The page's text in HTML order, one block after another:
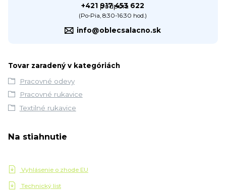
+421 917 453 622
(Po-Pia, 8:30-16:30 hod.)
info@oblecsalacno.sk
Tovar zaradený v kategóriách
Pracovné odevy
Pracovné rukavice
Textilné rukavice
Na stiahnutie
Vyhlásenie o zhode EU
Technický list